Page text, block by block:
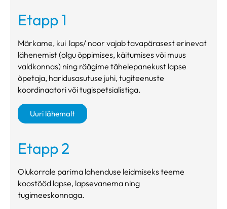
Etapp 1
Märkame, kui laps/ noor vajab tavapärasest erinevat
lähenemist (olgu õppimises, käitumises või muus
valdkonnas) ning räägime tähelepanekust lapse
õpetaja, haridusasutuse juhi, tugiteenuste
koordinaatori või tugispetsialistiga.
Uuri lähemalt
Etapp 2
Olukorrale parima lahenduse leidmiseks teeme
koostööd lapse, lapsevanema ning
tugimeeskonnaga.